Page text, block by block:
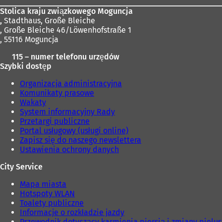
s
ę
o
j
r
i
e
)
Stolica kraju związkowego Moguncja
, Stadthaus, Große Bleiche
, Große Bleiche 46/Löwenhofstraße 1
, 55116 Moguncja
115 – numer telefonu urzędów
Szybki dostęp
Organizacja administracyjna
Komunikaty prasowe
Wakaty
System informacyjny Rady
Przetargi publiczne
Portal usługowy (usługi online)
Zapisz się do naszego newslettera
Ustawienia ochrony danych
City Service
Mapa miasta
Hotspoty WLAN
Toalety publiczne
Informacje o rozkładzie jazdy